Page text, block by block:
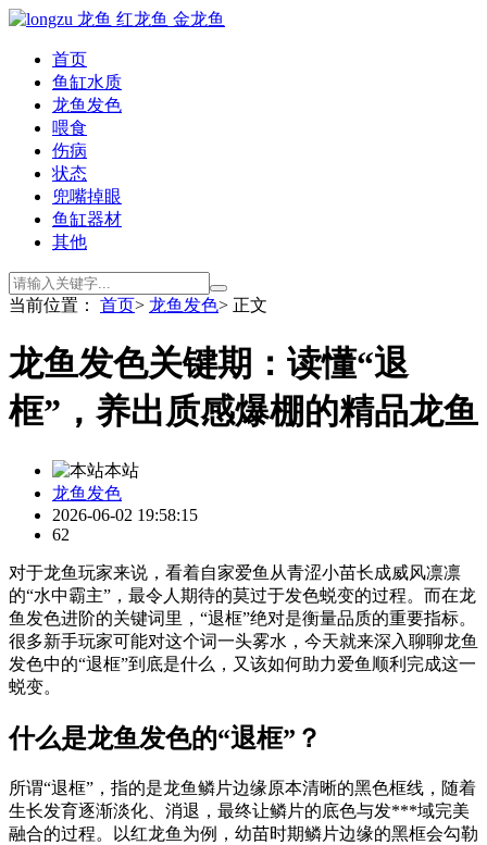
首页
鱼缸水质
龙鱼发色
喂食
伤病
状态
兜嘴掉眼
鱼缸器材
其他
当前位置： 首页> 龙鱼发色> 正文
龙鱼发色关键期：读懂“退
框”，养出质感爆棚的精品龙鱼
本站
龙鱼发色
2026-06-02 19:58:15
62
对于龙鱼玩家来说，看着自家爱鱼从青涩小苗长成威风凛凛
的“水中霸主”，最令人期待的莫过于发色蜕变的过程。而在龙
鱼发色进阶的关键词里，“退框”绝对是衡量品质的重要指标。
很多新手玩家可能对这个词一头雾水，今天就来深入聊聊龙鱼
发色中的“退框”到底是什么，又该如何助力爱鱼顺利完成这一
蜕变。
什么是龙鱼发色的“退框”？
所谓“退框”，指的是龙鱼鳞片边缘原本清晰的黑色框线，随着
生长发育逐渐淡化、消退，最终让鳞片的底色与发***域完美
融合的过程。以红龙鱼为例，幼苗时期鳞片边缘的黑框会勾勒